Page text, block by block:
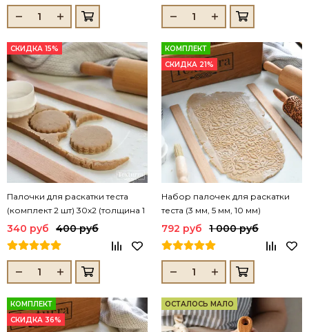
СКИДКА 15%
Палочки для раскатки теста
(комплект 2 шт) 30х2 (толщина 1
см)
340 руб 400 руб
КОМПЛЕКТ
СКИДКА 21%
Набор палочек для раскатки
теста (3 мм, 5 мм, 10 мм)
792 руб 1 000 руб
КОМПЛЕКТ
СКИДКА 36%
ОСТАЛОСЬ МАЛО